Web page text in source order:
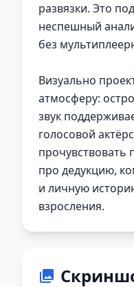
развязки. Это
неспешный
без
Визуально
атмосферу:
звук
голосовой
прочувствовать
про дедукцию,
и личную
взросления.